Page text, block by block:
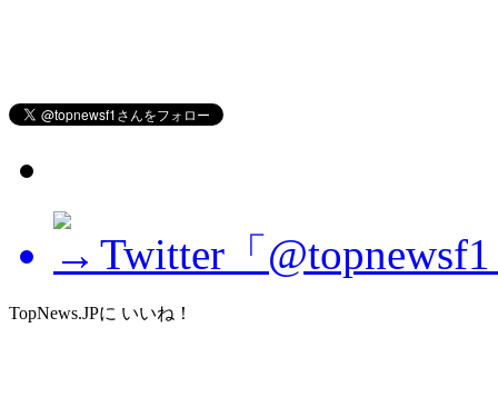
Twitter「
TopNews.JPに いいね！